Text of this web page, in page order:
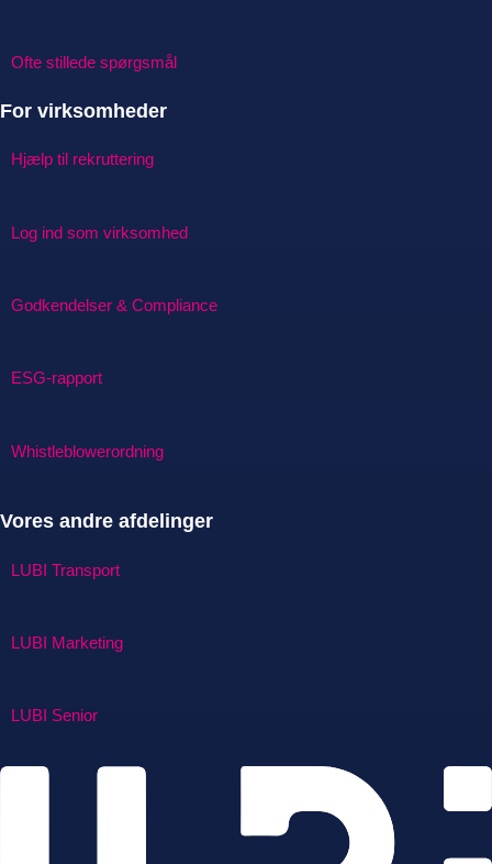
Ofte stillede spørgsmål
For virksomheder
Hjælp til rekruttering
Log ind som virksomhed
Godkendelser & Compliance
ESG-rapport
Whistleblowerordning
Vores andre afdelinger
LUBI Transport
LUBI Marketing
LUBI Senior